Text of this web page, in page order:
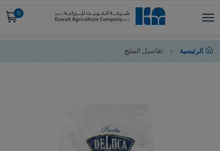
0
الرئيسية تفاصيل المنتج